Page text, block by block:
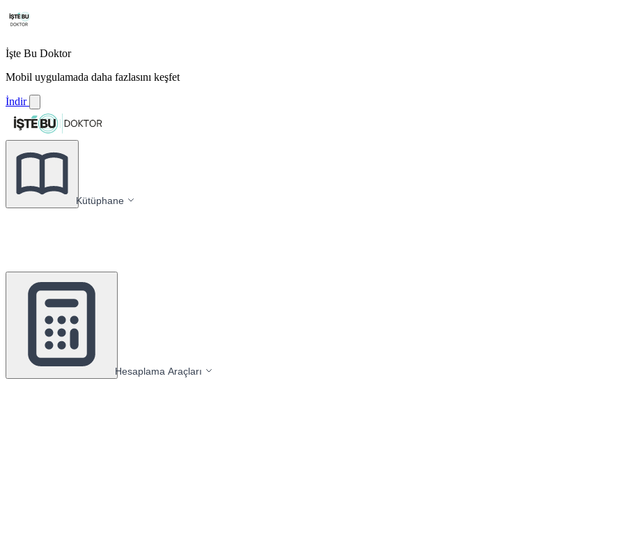
İşte Bu Doktor
Mobil uygulamada daha fazlasını keşfet
İndir
Kütüphane
Hesaplama Araçları